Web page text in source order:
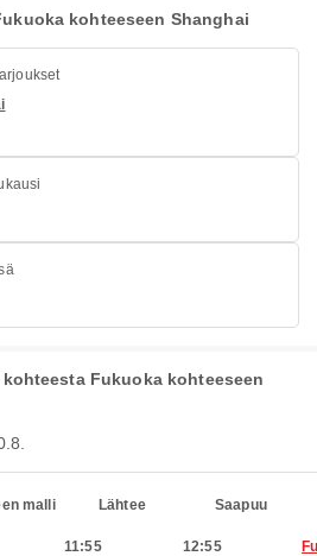
kohteeseen Shanghai
Fukuoka kohteeseen
malli Lähtee Saapuu
11:55 12:55